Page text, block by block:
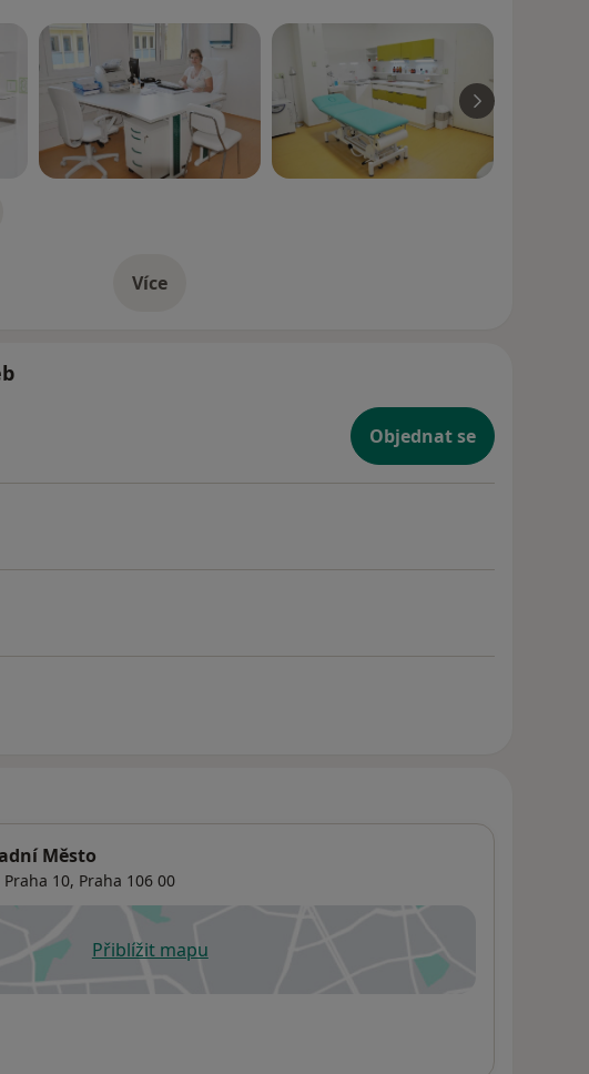
Víceo zkušenostech
Objednat se
Město
10, Praha 106 00
Přiblížit mapuse otevře v nové záložce